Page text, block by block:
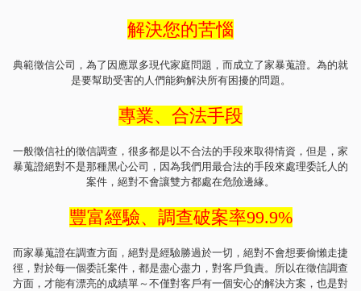
解決您的苦惱
典範徵信公司，為了因應眾多現代家庭問題，而成立了家暴蒐證。為的就
是要幫助受害的人們能夠解決所有困擾的問題。
專業、合法手段
一般徵信社的徵信調查，很多都是以不合法的手段來取得情資，但是，家
暴蒐證絕對不是那種黑心公司，因為我們用最合法的手段來處理委託人的
案件，絕對不會讓雙方都處在危險邊緣。
豐富經驗、調查破案率99.9%
而家暴蒐證在調查方面，絕對是經驗勝過於一切，絕對不會想要偷懶走捷
徑，對於每一個委託案件，都是盡心盡力，對客戶負責。所以在徵信調查
方面，才能有漂亮的成績單～不僅對客戶有一個安心的解決方案，也是對